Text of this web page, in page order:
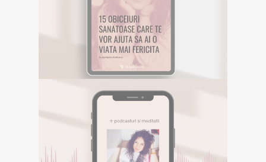
E-BOOK GRATUIT
Descarca aici eBookul gratuit care sper sa te
inspire in Calatoria ta.
Descarca aici eBookul gratuit care sper
sa te inspire in Calatoria ta.
DESCOPERA